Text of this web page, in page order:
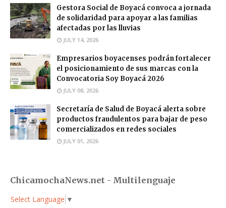
Gestora Social de Boyacá convoca a jornada
de solidaridad para apoyar a las familias
afectadas por las lluvias
JULY 14, 2026
Empresarios boyacenses podrán fortalecer
el posicionamiento de sus marcas con la
Convocatoria Soy Boyacá 2026
JULY 08, 2026
Secretaría de Salud de Boyacá alerta sobre
productos fraudulentos para bajar de peso
comercializados en redes sociales
JULY 01, 2026
ChicamochaNews.net - Multilenguaje
Select Language ▼